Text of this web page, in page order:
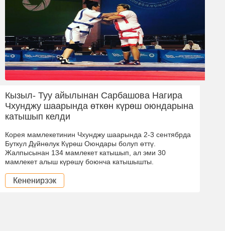
Кызыл- Туу айылынан Сарбашова Нагира
Чхунджу шаарында өткөн күрөш оюндарына
катышып келди
Корея мамлекетинин Чхунджу шаарында 2-3 сентябрда
Буткул Дүйнөлук Күрөш Оюндары болуп өттү.
Жалпысынан 134 мамлекет катышып, ал эми 30
мамлекет алыш күрөшү боюнча катышышты.
Кененирээк